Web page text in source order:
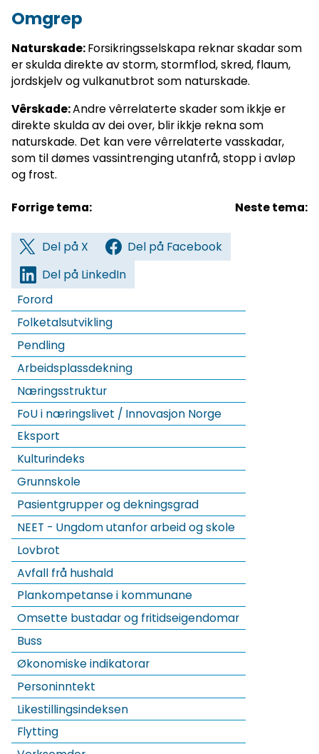
Omgrep
Naturskade:Forsikringsselskapa reknar skadar som
er skulda direkte av storm, stormflod, skred, flaum,
jordskjelv og vulkanutbrot som naturskade.
Vêrskade:Andre vêrrelaterte skader som ikkje er
direkte skulda av dei over, blir ikkje rekna som
naturskade. Det kan vere vêrrelaterte vasskadar,
som til dømes vassintrenging utanfrå, stopp i avløp
og frost.
Forrige tema: Neste tema:
Del på X
Del på Facebook
Del på LinkedIn
Forord
Folketalsutvikling
Pendling
Arbeidsplassdekning
Næringsstruktur
FoU i næringslivet / Innovasjon Norge
Eksport
Kulturindeks
Grunnskole
Pasientgrupper og dekningsgrad
NEET - Ungdom utanfor arbeid og skole
Lovbrot
Avfall frå hushald
Plankompetanse i kommunane
Omsette bustadar og fritidseigendomar
Buss
Økonomiske indikatorar
Personinntekt
Likestillingsindeksen
Flytting